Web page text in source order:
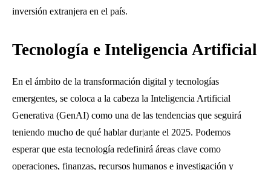
inversión extranjera en el país.
Tecnología e Inteligencia Artificial
En el ámbito de la transformación digital y tecnologías
emergentes, se coloca a la cabeza la Inteligencia Artificial
Generativa (GenAI) como una de las tendencias que seguirá
teniendo mucho de qué hablar dur|ante el 2025. Podemos
esperar que esta tecnología redefinirá áreas clave como
operaciones, finanzas, recursos humanos e investigación y